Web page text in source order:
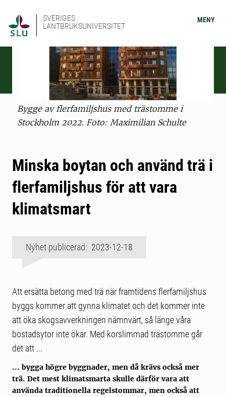
SVERIGES
LANTBRUKSUNIVERSITET
MENY
Bygge av flerfamiljshus med trästomme i
Stockholm 2022. Foto: Maximilian Schulte
Minska boytan och använd trä i
flerfamiljshus för att vara
klimatsmart
Nyhet publicerad: 2023-12-18
Att ersätta betong med trä när framtidens flerfamiljshus
byggs kommer att gynna klimatet och det kommer inte
att öka skogsavverkningen nämnvärt, så länge våra
bostadsytor inte ökar. Med korslimmad trästomme går
det att ...
... bygga högre byggnader, men då krävs också mer
trä. Det mest klimatsmarta skulle därför vara att
använda traditionella regelstommar, men också att